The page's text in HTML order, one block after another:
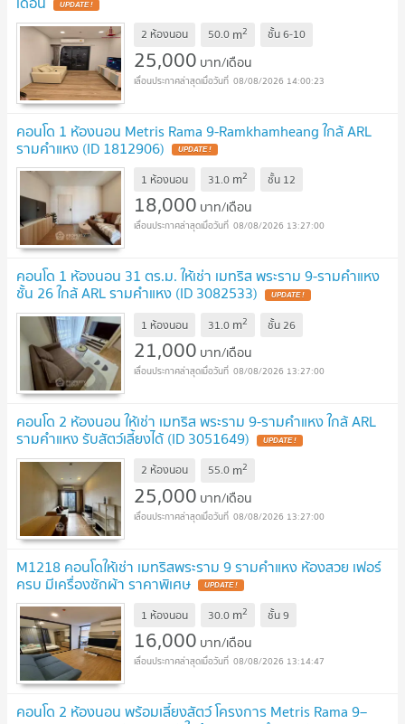
UPDATE !
2 ห้องนอน 50.0 m2 ชั้น6-10
25,000 บาท/เดือน
08/08/2026 14:00:23
คอนโด 1 ห้องนอน Metris Rama 9-Ramkhamheang ใกล้ ARL
รามคำแหง (ID 1812906) UPDATE !
1 ห้องนอน 31.0 m2 ชั้น 12
18,000 บาท/เดือน
08/08/2026 13:27:00
คอนโด 1 ห้องนอน 31 ตร.ม. ให้เช่า เมทริส พระราม 9-รามคำแหง
ชั้น 26 ใกล้ ARL รามคำแหง (ID 3082533) UPDATE !
1 ห้องนอน 31.0 m2 ชั้น26
21,000 บาท/เดือน
08/08/2026 13:27:00
คอนโด 2 ห้องนอน ให้เช่า เมทริส พระราม 9-รามคำแหง ใกล้ ARL
รามคำแหง รับสัตว์เลี้ยงได้ (ID 3051649) UPDATE !
2 ห้องนอน 55.0 m2
25,000 บาท/เดือน
08/08/2026 13:27:00
M1218 คอนโดให้เช่า เมทริสพระราม 9 รามคำแหง ห้องสวย เฟอร์
ครบ มีเครื่องซักผ้า ราคาพิเศษ UPDATE !
1 ห้องนอน 30.0 m2 ชั้น9
16,000 บาท/เดือน
08/08/2026 13:14:47
คอนโด 2 ห้องนอน พร้อมเลี้ยงสัตว์ โครงการ Metris Rama 9–